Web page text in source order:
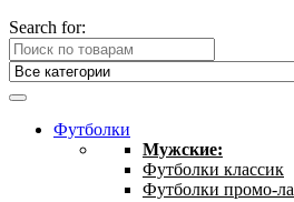
Search for:
Футболки
Мужские:
Футболки классик
Футболки промо-